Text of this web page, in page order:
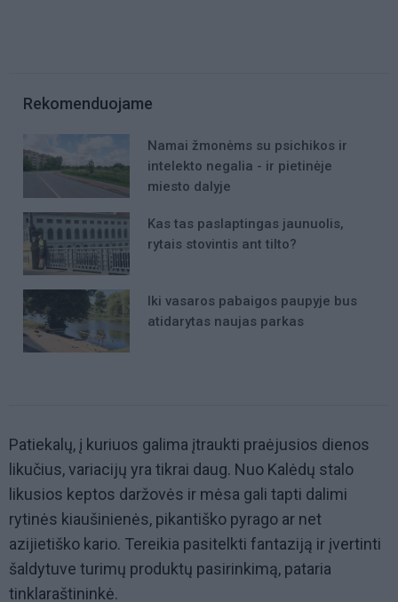
Rekomenduojame
Namai žmonėms su psichikos ir
intelekto negalia - ir pietinėje
miesto dalyje
Kas tas paslaptingas jaunuolis,
rytais stovintis ant tilto?
Iki vasaros pabaigos paupyje bus
atidarytas naujas parkas
Patiekalų, į kuriuos galima įtraukti praėjusios dienos
likučius, variacijų yra tikrai daug. Nuo Kalėdų stalo
likusios keptos daržovės ir mėsa gali tapti dalimi
rytinės kiaušinienės, pikantiško pyrago ar net
azijietiško kario. Tereikia pasitelkti fantaziją ir įvertinti
šaldytuve turimų produktų pasirinkimą, pataria
tinklaraštininkė.